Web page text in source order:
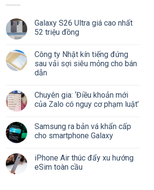
Galaxy S26 Ultra giá cao nhất
52 triệu đồng
Công ty Nhật kín tiếng đứng
sau vải sợi siêu mỏng cho bán
dẫn
Chuyên gia: ‘Điều khoản mới
của Zalo có nguy cơ phạm luật’
Samsung ra bản vá khẩn cấp
cho smartphone Galaxy
iPhone Air thúc đẩy xu hướng
eSim toàn cầu